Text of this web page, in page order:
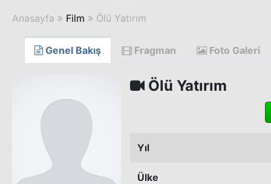
Anasayfa Film Ölü Yatırım
Genel Bakış Fragman Foto Galeri
Ölü Yatırım
Yıl
Ülke